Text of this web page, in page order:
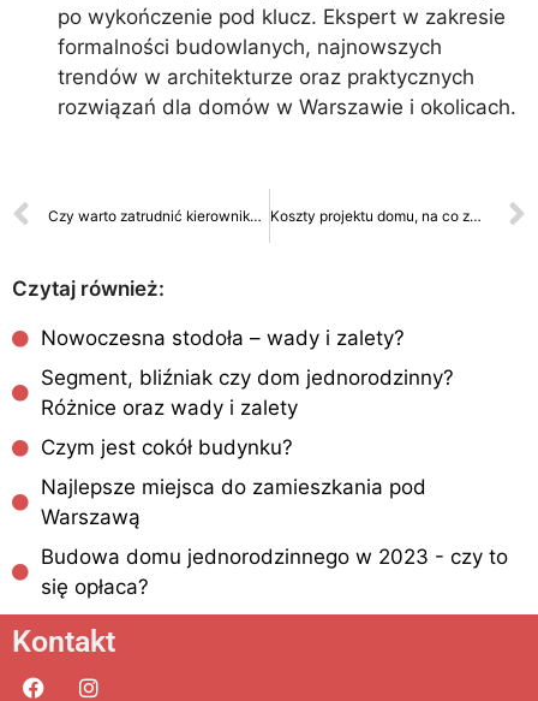
po wykończenie pod klucz. Ekspert w zakresie
formalności budowlanych, najnowszych
trendów w architekturze oraz praktycznych
rozwiązań dla domów w Warszawie i okolicach.
Czy warto zatrudnić kierownika budowy? Zalety i wady. Koszty projektu domu, na co zwrócić uwagę?
Czytaj również:
Nowoczesna stodoła – wady i zalety?
Segment, bliźniak czy dom jednorodzinny?
Różnice oraz wady i zalety
Czym jest cokół budynku?
Najlepsze miejsca do zamieszkania pod
Warszawą
Budowa domu jednorodzinnego w 2023 - czy to
się opłaca?
Kontakt